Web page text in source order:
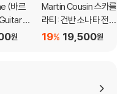
(바르
R
이틀)
원
Martin Cousin 스카를
라티: 건반 소나타 전곡
31집 (Scarlatti: Com
19,500원
19%